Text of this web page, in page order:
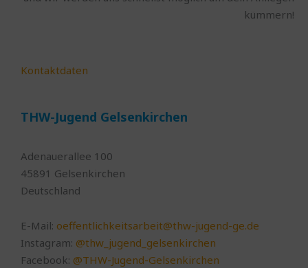
kümmern!
Kontaktdaten
THW-Jugend Gelsenkirchen
Adenauerallee 100
45891 Gelsenkirchen
Deutschland
E-Mail: oeffentlichkeitsarbeit@thw-jugend-ge.de
Instagram: @thw_jugend_gelsenkirchen
Facebook: @THW-Jugend-Gelsenkirchen